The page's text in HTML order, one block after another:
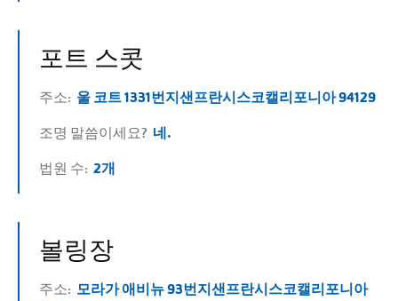
포트 스콧
주소: 울 코트 1331번지샌프란시스코캘리포니아 94129
조명 말씀이세요? 네.
법원 수: 2개
볼링장
주소: 모라가 애비뉴 93번지샌프란시스코캘리포니아